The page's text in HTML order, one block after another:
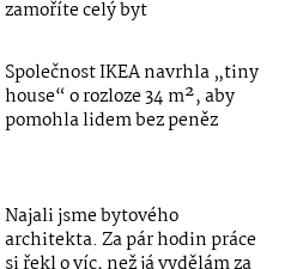
zamoříte celý byt
Společnost IKEA navrhla „tiny
house“ o rozloze 34 m², aby
pomohla lidem bez peněz
Najali jsme bytového
architekta. Za pár hodin práce